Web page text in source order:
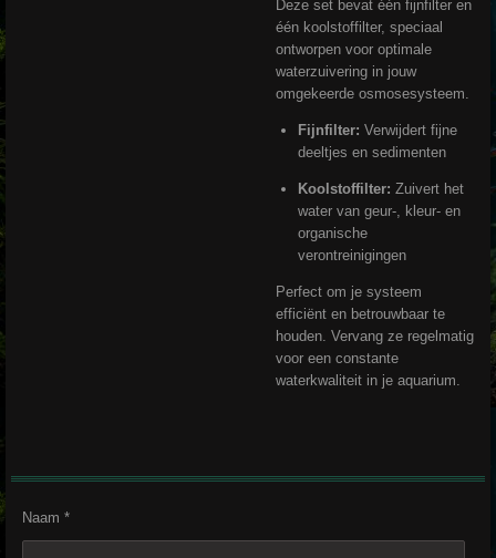
Deze set bevat één fijnfilter en
één koolstoffilter, speciaal
ontworpen voor optimale
waterzuivering in jouw
omgekeerde osmosesysteem.
Fijnfilter: Verwijdert fijne
deeltjes en sedimenten
Koolstoffilter: Zuivert het
water van geur-, kleur- en
organische
verontreinigingen
Perfect om je systeem
efficiënt en betrouwbaar te
houden. Vervang ze regelmatig
voor een constante
waterkwaliteit in je aquarium.
Naam *